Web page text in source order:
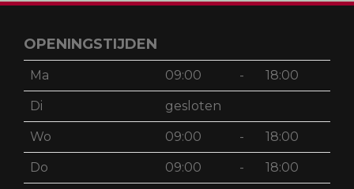
OPENINGSTIJDEN
Ma 09:00 - 18:00
Di gesloten
Wo 09:00 - 18:00
Do 09:00 - 18:00